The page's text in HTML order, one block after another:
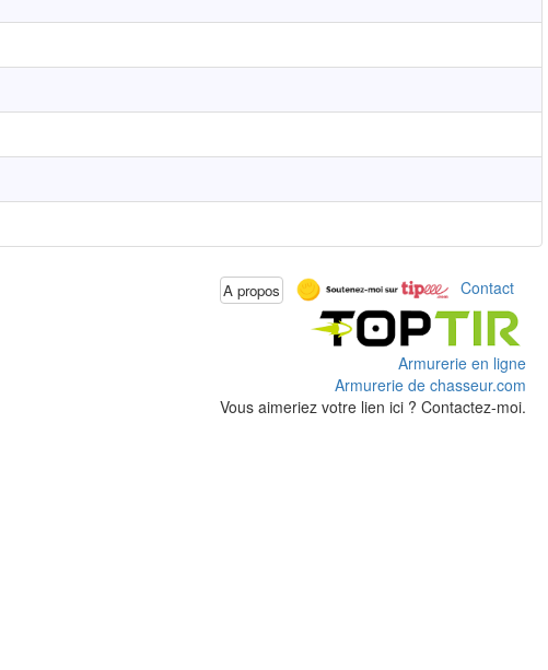
A propos Contact
Armurerie en ligne
Armurerie de chasseur.com
Vous aimeriez votre lien ici ? Contactez-moi.